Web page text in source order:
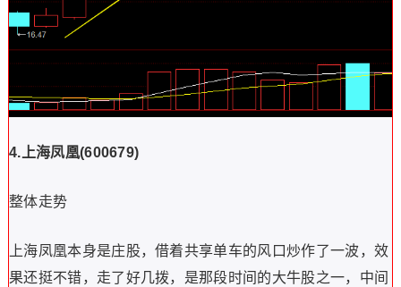
4. 上海凤凰(600679)
整体走势
上海凤凰本身是庄股，借着共享单车的风口炒作了一波，效
果还挺不错，走了好几拨，是那段时间的大牛股之一，中间